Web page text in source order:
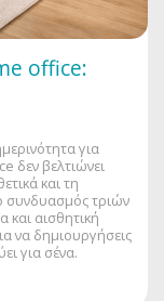
office:
για
δεν βελτιώνει
και τη
συνδυασμός τριών
και αισθητική
να δημιουργήσεις
για σένα.